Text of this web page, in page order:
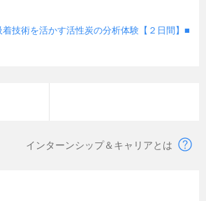
技術を活かす活性炭の分析体験【２日間】■
インターンシップ＆キャリアとは